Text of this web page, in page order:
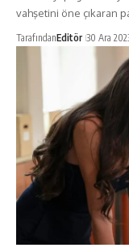
vahşetini öne çıkaran
TarafındanEditör 30 Ara